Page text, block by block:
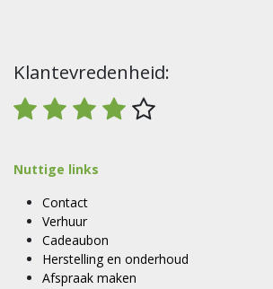
Klantevredenheid:
Nuttige links
Contact
Verhuur
Cadeaubon
Herstelling en onderhoud
Afspraak maken